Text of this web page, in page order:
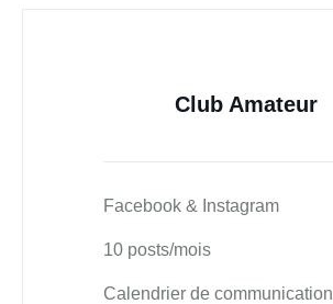
Club Amateur
Facebook & Instagram
10 posts/mois
Calendrier de communication